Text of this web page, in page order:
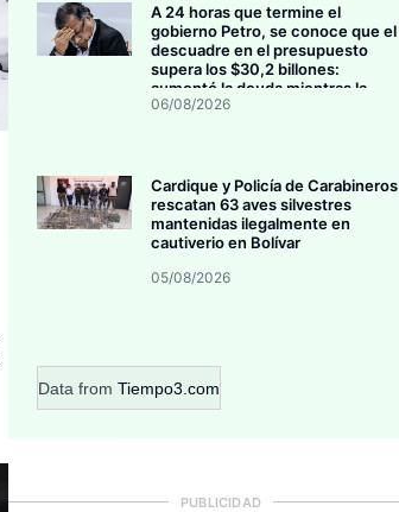
A 24 horas que termine el
gobierno Petro, se conoce que el
descuadre en el presupuesto
supera los $30,2 billones:
aumentó la deuda mientras la
inversión se estanca
06/08/2026
Cardique y Policía de Carabineros
rescatan 63 aves silvestres
mantenidas ilegalmente en
cautiverio en Bolívar
05/08/2026
Data from Tiempo3.com
PUBLICIDAD